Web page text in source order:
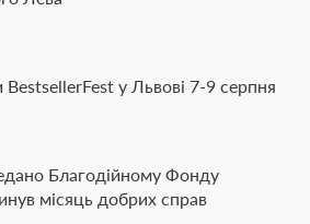
BestsellerFest у Львові 7-9 серпня
Благодійному Фонду
місяць добрих справ